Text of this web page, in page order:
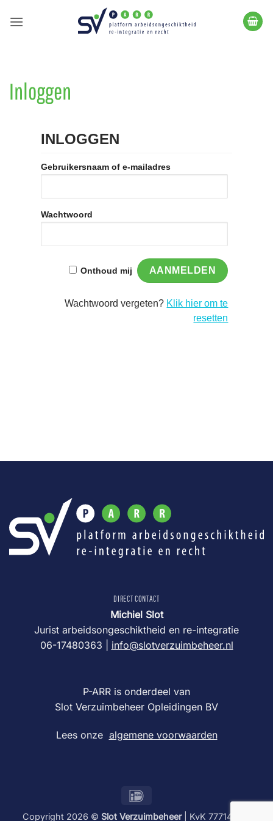
naar
Inloggen
INLOGGEN
Gebruikersnaam of e-mailadres
Wachtwoord
Onthoud mij
Wachtwoord vergeten? Klik hier om te
resetten
DIRECT CONTACT
Michiel Slot
Jurist arbeidsongeschiktheid en re-integratie
06-17480363 | info@slotverzuimbeheer.nl
P-ARR is onderdeel van
Slot Verzuimbeheer Opleidingen BV
Lees onze algemene voorwaarden
Copyright 2026 © Slot Verzuimbeheer| KvK 77714741 |